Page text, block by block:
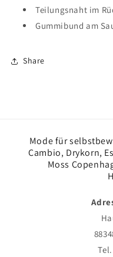
Teilungsnaht im
Gummibund am
Share
Mode für
Cambio, Drykorn,
Moss